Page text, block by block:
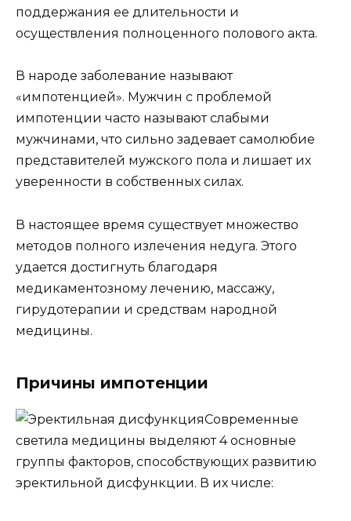
поддержания ее длительности и
осуществления полноценного полового акта.
В народе заболевание называют
«импотенцией». Мужчин с проблемой
импотенции часто называют слабыми
мужчинами, что сильно задевает самолюбие
представителей мужского пола и лишает их
уверенности в собственных силах.
В настоящее время существует множество
методов полного излечения недуга. Этого
удается достигнуть благодаря
медикаментозному лечению, массажу,
гирудотерапии и средствам народной
медицины.
Причины импотенции
Современные
светила медицины выделяют 4 основные
группы факторов, способствующих развитию
эректильной дисфункции. В их числе: